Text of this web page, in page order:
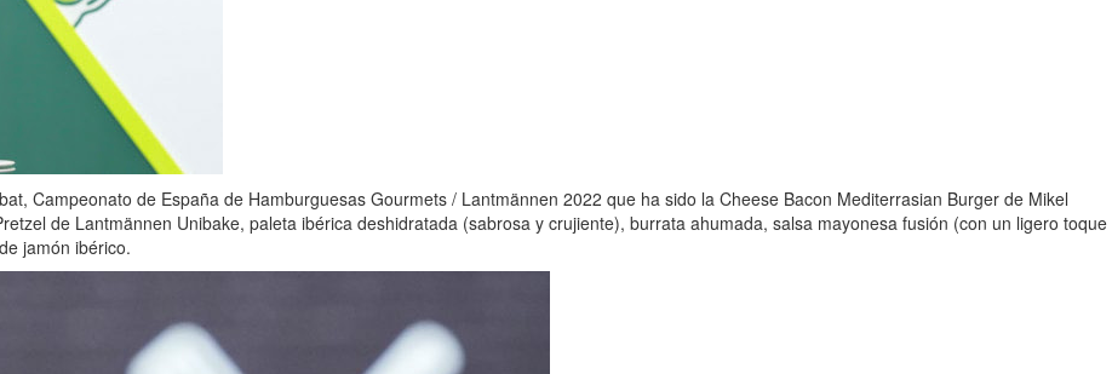
Campeonato de España de Hamburguesas Gourmets / Lantmännen 2022 que ha sido la Cheese Bacon Mediterrasian Burger de Mikel
de Lantmännen Unibake, paleta ibérica deshidratada (sabrosa y crujiente), burrata ahumada, salsa mayonesa fusión (con un ligero toque
jamón ibérico.